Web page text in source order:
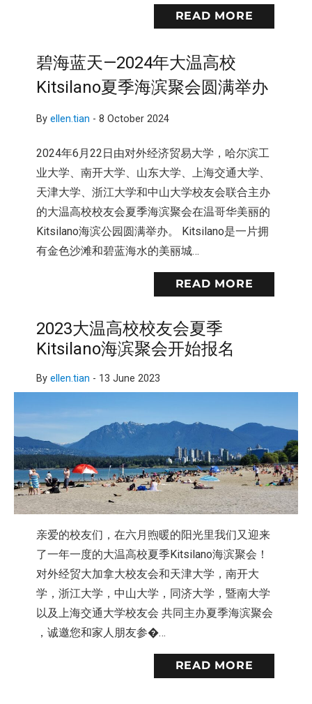
READ MORE
碧海蓝天—2024年大温高校
Kitsilano夏季海滨聚会圆满举办
By ellen.tian - 8 October 2024
2024年6月22日由对外经济贸易大学，哈尔滨工
业大学、南开大学、山东大学、上海交通大学、
天津大学、浙江大学和中山大学校友会联合主办
的大温高校校友会夏季海滨聚会在温哥华美丽的
Kitsilano海滨公园圆满举办。 Kitsilano是一片拥
有金色沙滩和碧蓝海水的美丽城…
READ MORE
2023大温高校校友会夏季
Kitsilano海滨聚会开始报名
By ellen.tian - 13 June 2023
亲爱的校友们，在六月煦暖的阳光里我们又迎来
了一年一度的大温高校夏季Kitsilano海滨聚会！
对外经贸大加拿大校友会和天津大学，南开大
学，浙江大学，中山大学，同济大学，暨南大学
以及上海交通大学校友会 共同主办夏季海滨聚会
，诚邀您和家人朋友参�…
READ MORE